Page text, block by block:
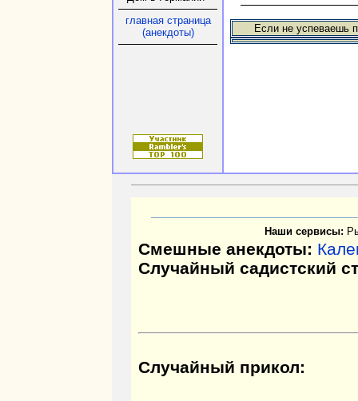
главная страница
(анекдоты)
Если не успеваешь
Наши сервисы:
Смешные анекдоты:
Случайный садистский
Случайный прикол: